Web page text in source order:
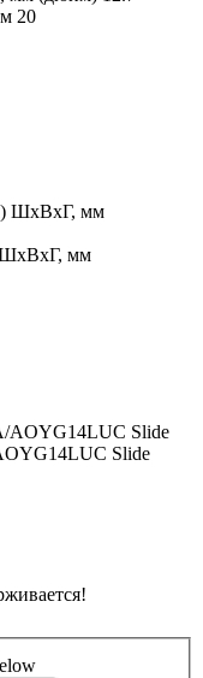
20
ШхВхГ, мм
ШхВхГ, мм
Slide